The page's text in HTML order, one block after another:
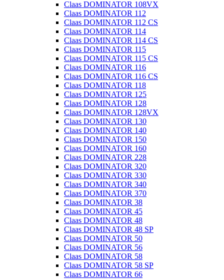
Claas DOMINATOR 108VX
Claas DOMINATOR 112
Claas DOMINATOR 112 CS
Claas DOMINATOR 114
Claas DOMINATOR 114 CS
Claas DOMINATOR 115
Claas DOMINATOR 115 CS
Claas DOMINATOR 116
Claas DOMINATOR 116 CS
Claas DOMINATOR 118
Claas DOMINATOR 125
Claas DOMINATOR 128
Claas DOMINATOR 128VX
Claas DOMINATOR 130
Claas DOMINATOR 140
Claas DOMINATOR 150
Claas DOMINATOR 160
Claas DOMINATOR 228
Claas DOMINATOR 320
Claas DOMINATOR 330
Claas DOMINATOR 340
Claas DOMINATOR 370
Claas DOMINATOR 38
Claas DOMINATOR 45
Claas DOMINATOR 48
Claas DOMINATOR 48 SP
Claas DOMINATOR 50
Claas DOMINATOR 56
Claas DOMINATOR 58
Claas DOMINATOR 58 SP
Claas DOMINATOR 66